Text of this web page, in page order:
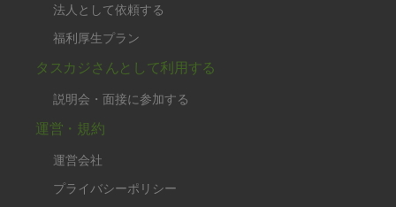
法人として依頼する
福利厚生プラン
タスカジさんとして利用する
説明会・面接に参加する
運営・規約
運営会社
プライバシーポリシー